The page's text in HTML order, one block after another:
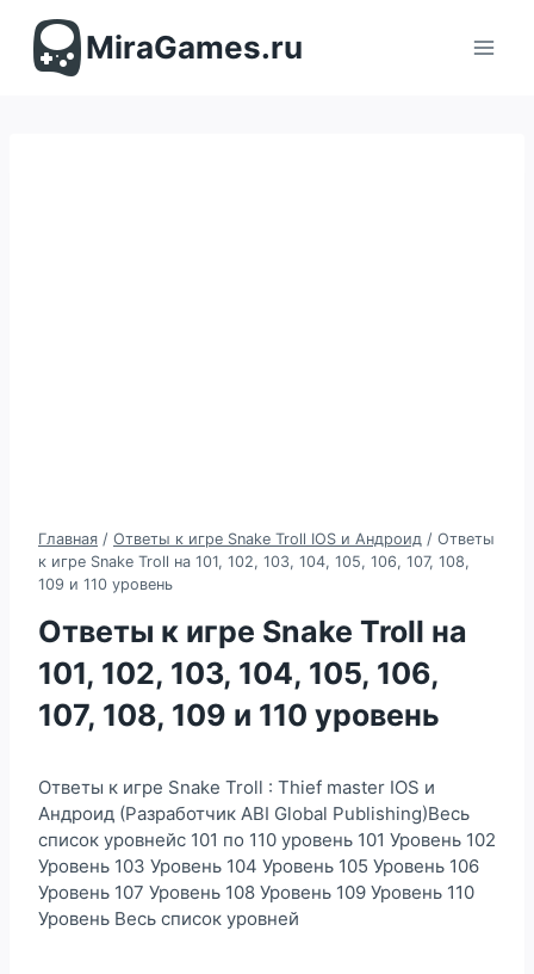
содержимомуMiraGames.ru
Главная / Ответы к игре Snake Troll IOS и Андроид / Ответы
к игре Snake Troll на 101, 102, 103, 104, 105, 106, 107, 108,
109 и 110 уровень
Ответы к игре Snake Troll на
101, 102, 103, 104, 105, 106,
107, 108, 109 и 110 уровень
Ответы к игре Snake Troll : Thief master IOS и
Андроид (Разработчик ABI Global Publishing)Весь
список уровнейс 101 по 110 уровень 101 Уровень 102
Уровень 103 Уровень 104 Уровень 105 Уровень 106
Уровень 107 Уровень 108 Уровень 109 Уровень 110
Уровень Весь список уровней